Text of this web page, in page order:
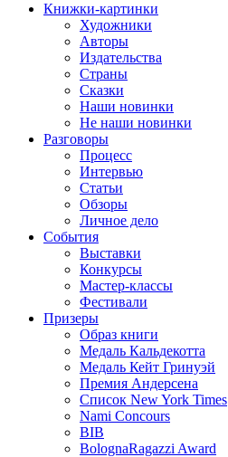
Книжки-картинки
Художники
Авторы
Издательства
Страны
Сказки
Наши новинки
Не наши новинки
Разговоры
Процесс
Интервью
Статьи
Обзоры
Личное дело
События
Выставки
Конкурсы
Мастер-классы
Фестивали
Призеры
Образ книги
Медаль Кальдекотта
Медаль Кейт Гринуэй
Премия Андерсена
Список New York Times
Nami Concours
BIB
BolognaRagazzi Award